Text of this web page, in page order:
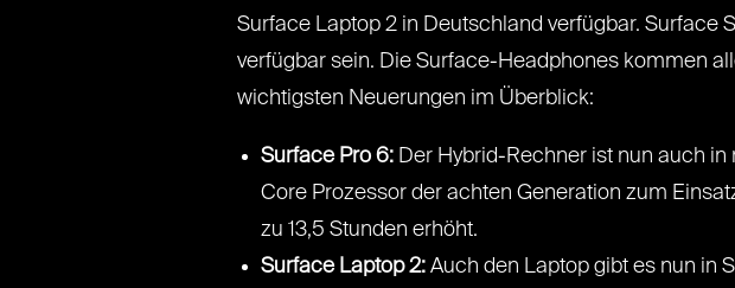
Surface Laptop 2 in Deutschland verfügbar. Surface
verfügbar sein. Die Surface-Headphones kommen
wichtigsten Neuerungen im Überblick:
Surface Pro 6:Der Hybrid-Rechner ist nun auch in
Core Prozessor der achten Generation zum
zu 13,5 Stunden erhöht.
Surface Laptop 2:Auch den Laptop gibt es nun in